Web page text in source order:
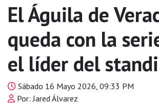
El Águila de
queda con la
el líder del
Sábado 16 Mayo 2026, 09:33 PM
Por: Jared Álvarez